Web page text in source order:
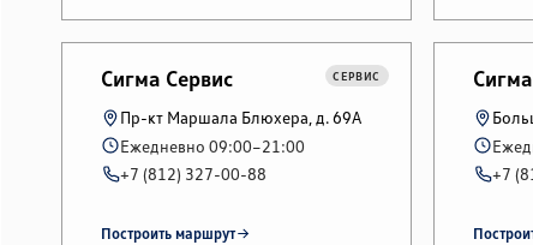
Сигма Сервис СЕРВИС
Пр-кт Маршала Блюхера, д. 69А
Ежедневно 09:00–21:00
+7 (812) 327-00-88
Построить маршрут
+7